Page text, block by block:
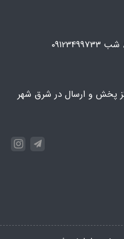
پخش و ارسال در شرق شهر